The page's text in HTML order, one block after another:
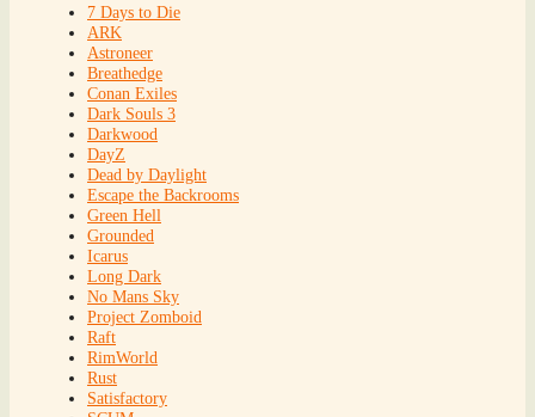
7 Days to Die
ARK
Astroneer
Breathedge
Conan Exiles
Dark Souls 3
Darkwood
DayZ
Dead by Daylight
Escape the Backrooms
Green Hell
Grounded
Icarus
Long Dark
No Mans Sky
Project Zomboid
Raft
RimWorld
Rust
Satisfactory